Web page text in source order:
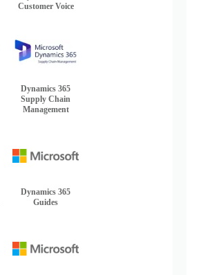
Customer Voice
Dynamics 365
Supply Chain
Management
Dynamics 365
Guides